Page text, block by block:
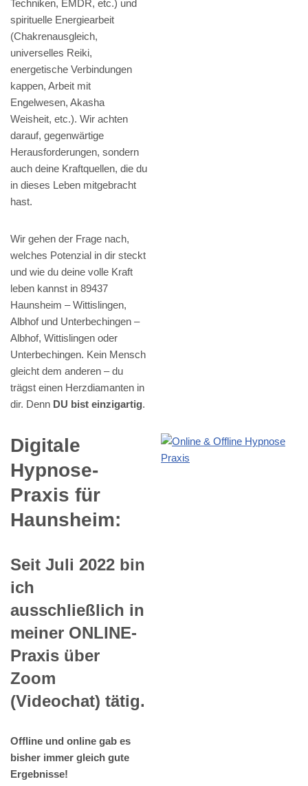
Techniken, EMDR, etc.) und
spirituelle Energiearbeit
(Chakrenausgleich,
universelles Reiki,
energetische Verbindungen
kappen, Arbeit mit
Engelwesen, Akasha
Weisheit, etc.). Wir achten
darauf, gegenwärtige
Herausforderungen, sondern
auch deine Kraftquellen, die du
in dieses Leben mitgebracht
hast.
Wir gehen der Frage nach,
welches Potenzial in dir steckt
und wie du deine volle Kraft
leben kannst in 89437
Haunsheim – Wittislingen,
Albhof und Unterbechingen –
Albhof, Wittislingen oder
Unterbechingen. Kein Mensch
gleicht dem anderen – du
trägst einen Herzdiamanten in
dir. Denn DU bist einzigartig.
Digitale
Hypnose-
Praxis für
Haunsheim:
Seit Juli 2022 bin
ich
ausschließlich in
meiner ONLINE-
Praxis über
Zoom
(Videochat) tätig.
Offline und online gab es
bisher immer gleich gute
Ergebnisse!